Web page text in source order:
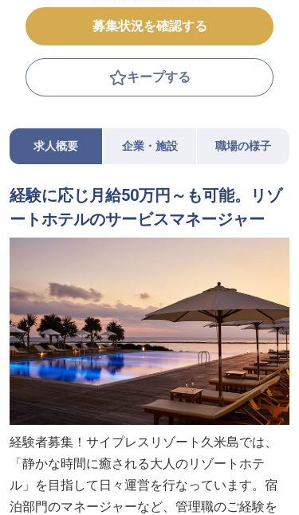
募集状況を確認する
キープする
求人概要 企業・施設 職場の様子
経験に応じ月給50万円～も可能。リゾ
ートホテルのサービスマネージャー
経験者募集！サイプレスリゾート久米島では、
「静かな時間に癒される大人のリゾートホテ
ル」を目指して日々運営を行なっています。宿
泊部門のマネージャーなど、管理職のご経験を